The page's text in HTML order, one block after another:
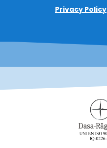
Privacy Policy